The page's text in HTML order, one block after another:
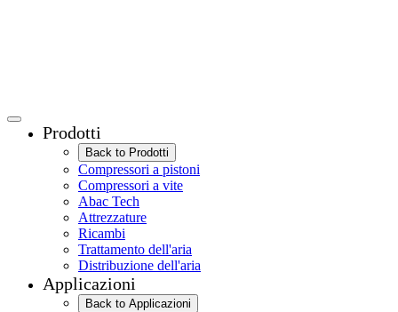
Prodotti
Back to Prodotti
Compressori a pistoni
Compressori a vite
Abac Tech
Attrezzature
Ricambi
Trattamento dell'aria
Distribuzione dell'aria
Applicazioni
Back to Applicazioni